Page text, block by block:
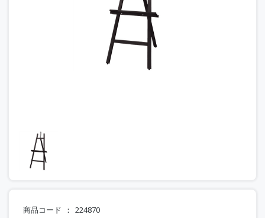
商品コード 224870